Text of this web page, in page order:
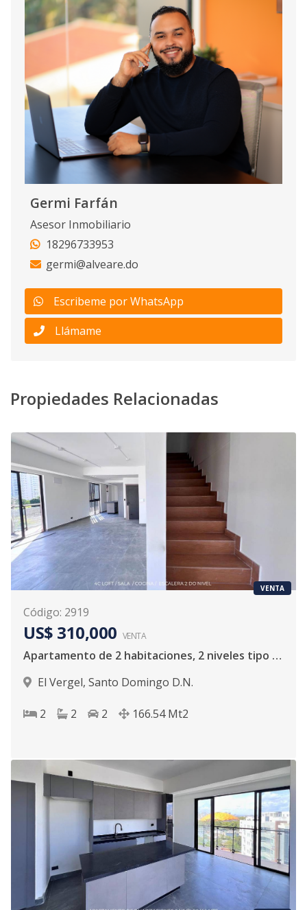
Germi Farfán
Asesor Inmobiliario
18296733953
germi@alveare.do
Escribeme por WhatsApp
Llámame
Propiedades Relacionadas
VENTA
Código: 2919
US$ 310,000 VENTA
Apartamento de 2 habitaciones, 2 niveles tipo loft.
El Vergel, Santo Domingo D.N.
2 2 2 166.54 Mt2